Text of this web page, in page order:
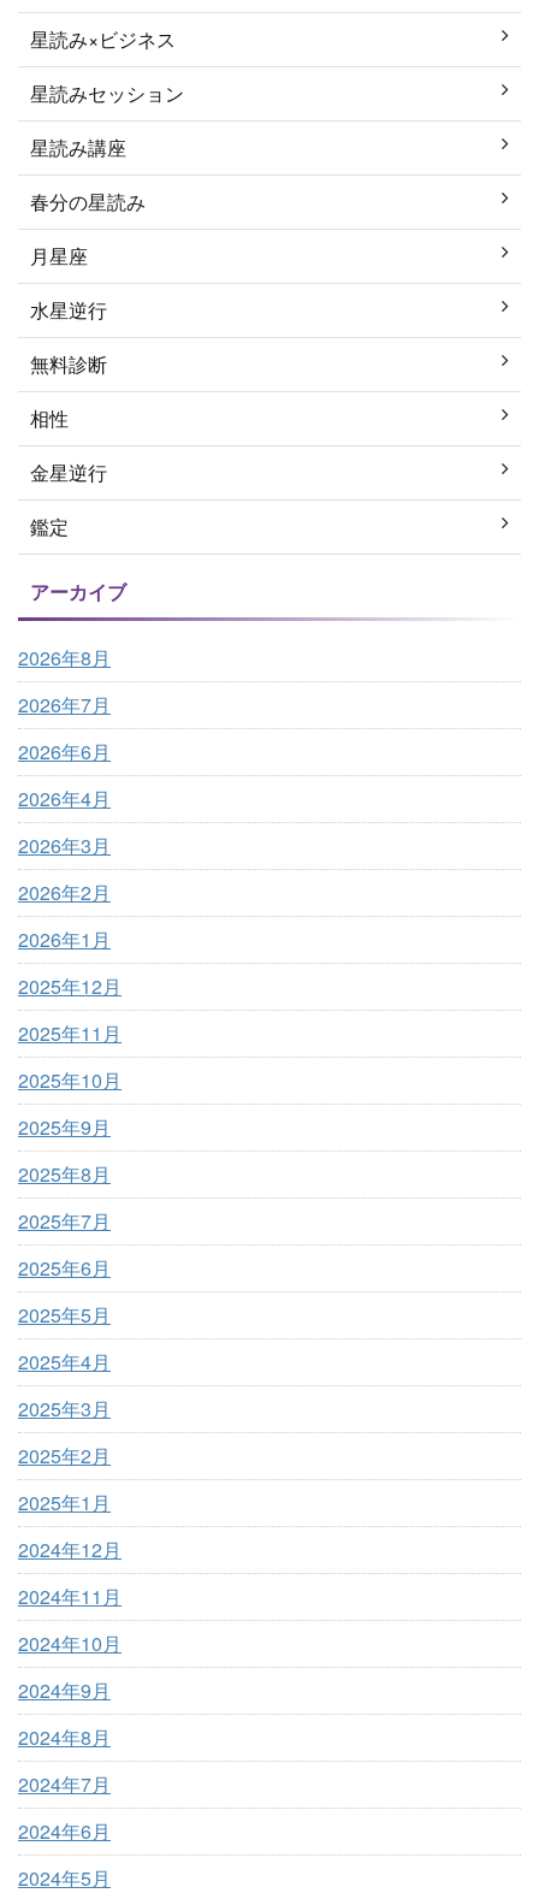
星読み×ビジネス
星読みセッション
星読み講座
春分の星読み
月星座
水星逆行
無料診断
相性
金星逆行
鑑定
アーカイブ
2026年8月
2026年7月
2026年6月
2026年4月
2026年3月
2026年2月
2026年1月
2025年12月
2025年11月
2025年10月
2025年9月
2025年8月
2025年7月
2025年6月
2025年5月
2025年4月
2025年3月
2025年2月
2025年1月
2024年12月
2024年11月
2024年10月
2024年9月
2024年8月
2024年7月
2024年6月
2024年5月